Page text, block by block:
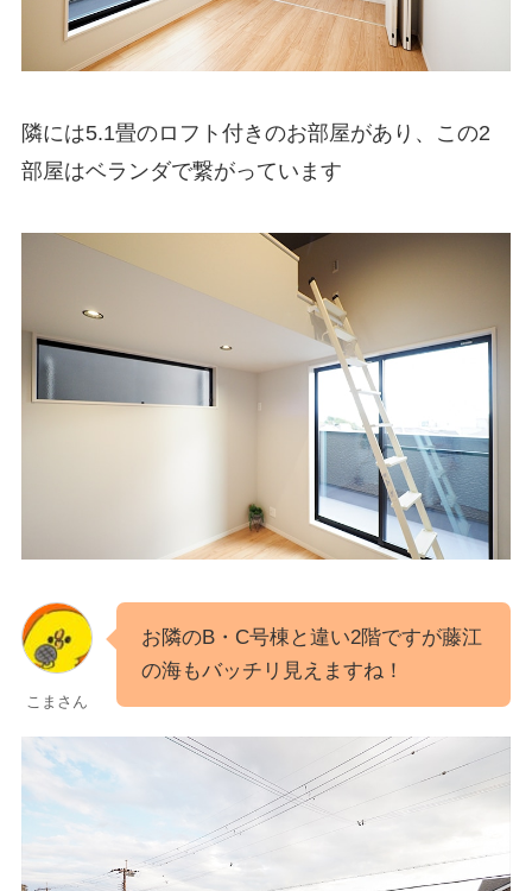
隣には5.1畳のロフト付きのお部屋があり、この2
部屋はベランダで繋がっています
こまさん
お隣のB・C号棟と違い2階ですが藤江
の海もバッチリ見えますね！